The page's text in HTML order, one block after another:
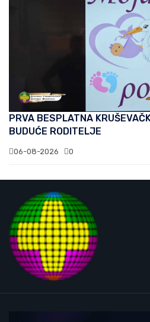
PRVA BESPLATNA
BUDUĆE RODITELJE
06-08-2026 0